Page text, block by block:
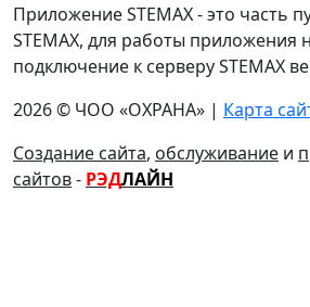
Приложение STEMAX - это часть
STEMAX, для работы приложения
подключение к серверу STEMAX
2026 © ЧОО «ОХРАНА» | Карта
Создание сайта, обслуживание и
сайтов- РЭДЛАЙН